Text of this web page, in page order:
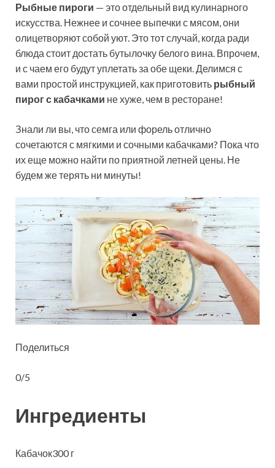
Рыбные пироги — это отдельный вид кулинарного
искусства. Нежнее и сочнее выпечки с мясом, они
олицетворяют собой уют. Это тот случай, когда ради
блюда стоит достать бутылочку белого вина. Впрочем,
и с чаем его будут уплетать за обе щеки. Делимся с
вами простой инструкцией, как приготовить рыбный
пирог с кабачками не хуже, чем в ресторане!
Знали ли вы, что семга или форель отлично
сочетаются с мягкими и сочными кабачками? Пока что
их еще можно найти по приятной летней цены. Не
будем же терять ни минуты!
Поделиться
0/5
Ингредиенты
Кабачок300 г